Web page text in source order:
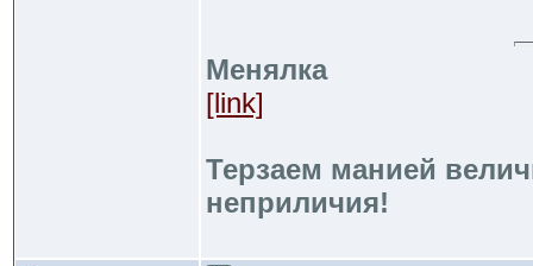
Менялка
[link]
Терзаем манией
неприличия!